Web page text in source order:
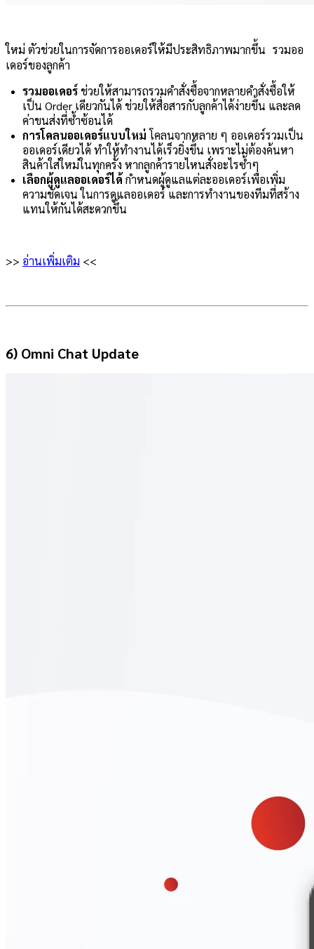
ใหม่ ตัวช่วยในการจัดการออเดอร์ให้มีประสิทธิภาพมากขึ้น รวมออ
เดอร์ของลูกค้า
รวมออเดอร์ช่วยให้สามารถรวมคำสั่งซื้อจากหลายคำสั่งซื้อให้
เป็น Order เดียวกันได้ ช่วยให้สื่อสารกับลูกค้าได้ง่ายขึ้น และลด
ค่าขนส่งที่ซ้ำซ้อนได้
การโคลนออเดอร์แบบใหม่โคลนจากหลาย ๆ ออเดอร์รวมเป็น
ออเดอร์เดียวได้ ทำให้ทำงานได้เร็วยิ่งขึ้น เพราะไม่ต้องค้นหา
สินค้าใส่ใหม่ในทุกครั้ง หากลูกค้ารายไหนสั่งอะไรซ้ำๆ
เลือกผู้ดูแลออเดอร์ได้กำหนดผู้ดูแลแต่ละออเดอร์เพื่อเพิ่ม
ความชัดเจน ในการดูแลออเดอร์ และการทำงานของทีมที่สร้าง
แทนให้กันได้สะดวกขึ้น
>> อ่านเพิ่มเติม <<
6) Omni Chat Update